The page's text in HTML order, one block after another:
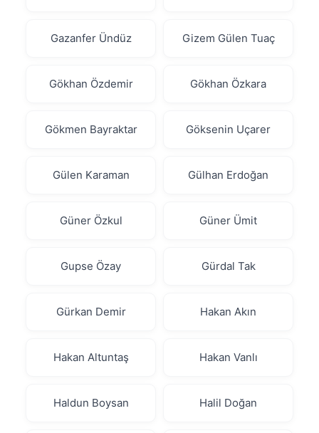
Gazanfer Ündüz Gizem Gülen Tuaç
Gökhan Özdemir Gökhan Özkara
Gökmen Bayraktar Göksenin Uçarer
Gülen Karaman Gülhan Erdoğan
Güner Özkul Güner Ümit
Gupse Özay Gürdal Tak
Gürkan Demir Hakan Akın
Hakan Altuntaş Hakan Vanlı
Haldun Boysan Halil Doğan